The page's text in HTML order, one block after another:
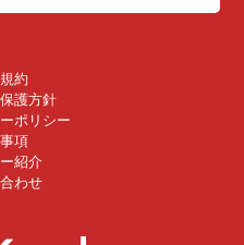
約
護方針
ポリシー
項
紹介
わせ